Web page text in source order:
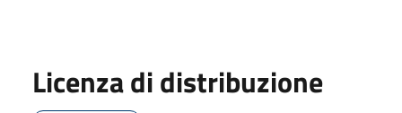
Licenza di distribuzione